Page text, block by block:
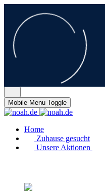
Mobile Menu Toggle
Home
Zuhause gesucht
Unsere Aktionen